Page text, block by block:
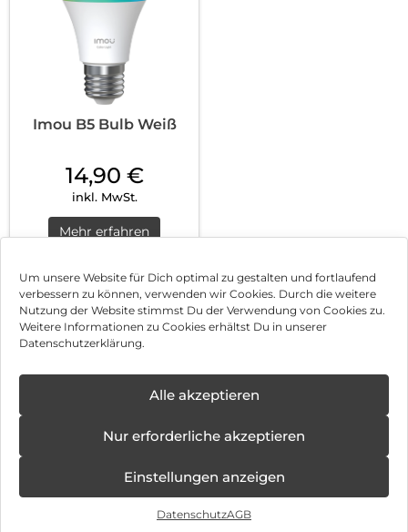
Um unsere Website für Dich optimal zu gestalten und fortlaufend
verbessern zu können, verwenden wir Cookies. Durch die weitere
Nutzung der Website stimmst Du der Verwendung von Cookies zu.
Weitere Informationen zu Cookies erhältst Du in unserer
Datenschutzerklärung.
Alle akzeptieren
Nur erforderliche akzeptieren
Einstellungen anzeigen
DatenschutzAGB
Imou B5 Bulb Weiß
14,90 €
inkl. MwSt.
Mehr erfahren
Impressum
Hinweis zur Batterieentsorgung
Newsletter
, Brodos AG – All Rights Reserved.